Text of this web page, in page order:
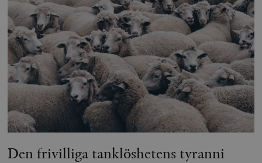
Den frivilliga tanklöshetens tyranni